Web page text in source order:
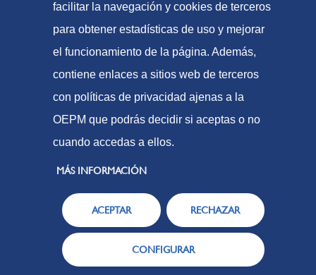
facilitar la navegación y cookies de terceros
para obtener estadísticas de uso y mejorar
el funcionamiento de la página. Además,
contiene enlaces a sitios web de terceros
con políticas de privacidad ajenas a la
OEPM que podrás decidir si aceptas o no
cuando accedas a ellos.
MÁS INFORMACIÓN
ACEPTAR RECHAZAR
CONFIGURAR